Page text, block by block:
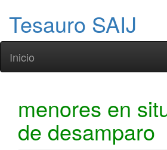
Tesauro SAIJ
Inicio
menores en
de desamparo